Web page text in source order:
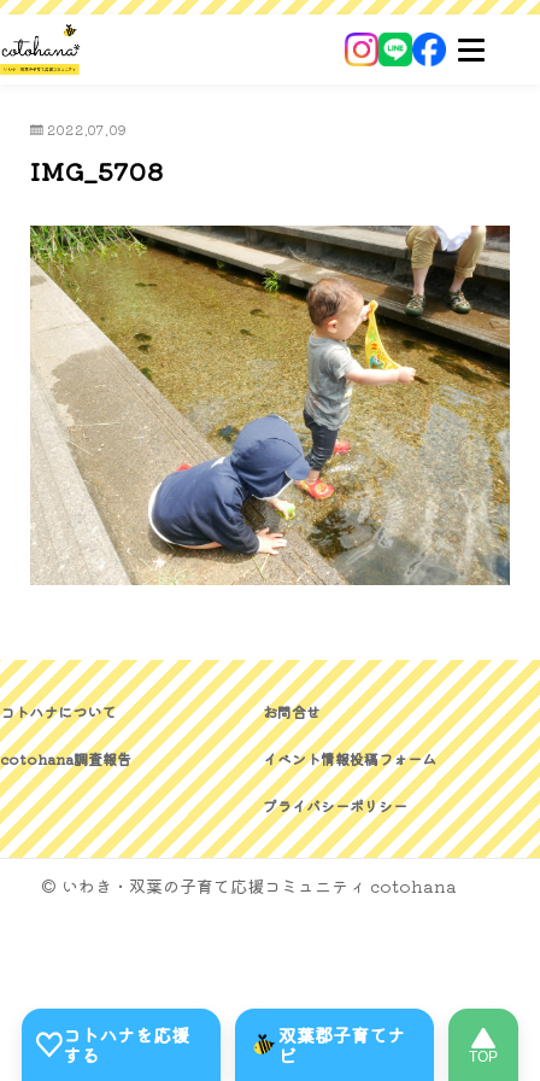
2022.07.09
IMG_5708
コトハナについて
cotohana調査報告
お問合せ
イベント情報投稿フォーム
プライバシーポリシー
© いわき・双葉の子育て応援コミュニティ cotohana
コトハナを応援
する
双葉郡子育てナ
ビ TOP